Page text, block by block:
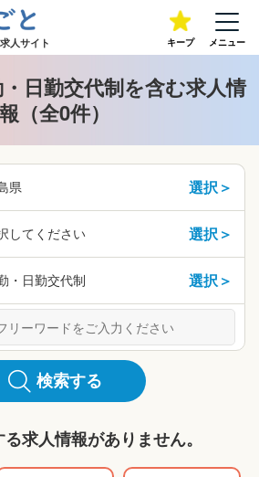
人サイト キープ メニュー
・日勤交代制を含む求人情
報（全0件）
県 選択＞
してください 選択＞
・日勤交代制 選択＞
検索する
求人情報がありません。